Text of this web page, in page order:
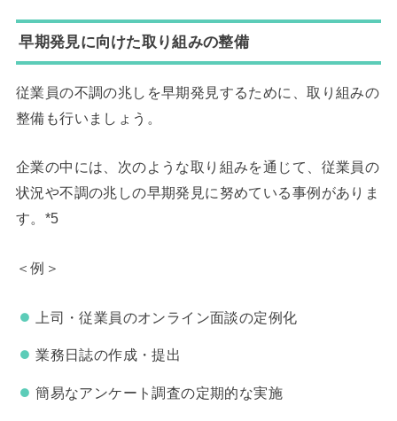
早期発見に向けた取り組みの整備
従業員の不調の兆しを早期発見するために、取り組みの
整備も行いましょう。
企業の中には、次のような取り組みを通じて、従業員の
状況や不調の兆しの早期発見に努めている事例がありま
す。*5
＜例＞
上司・従業員のオンライン面談の定例化
業務日誌の作成・提出
簡易なアンケート調査の定期的な実施